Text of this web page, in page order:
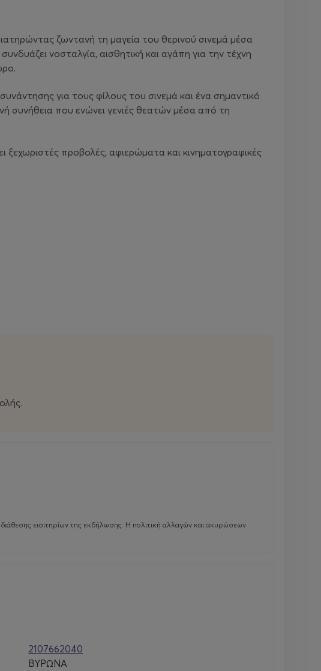
ζωντανή τη μαγεία του θερινού σινεμά μέσα
νοσταλγία, αισθητική και αγάπη για την τέχνη
για τους φίλους του σινεμά και ένα σημαντικό
συνήθεια που ενώνει γενιές θεατών μέσα από τη
ξεχωριστές προβολές, αφιερώματα και κινηματογραφικές
εισιτηρίων της εκδήλωσης. Η πολιτική αλλαγών και ακυρώσεων
2107662040
ΒΥΡΩΝΑ